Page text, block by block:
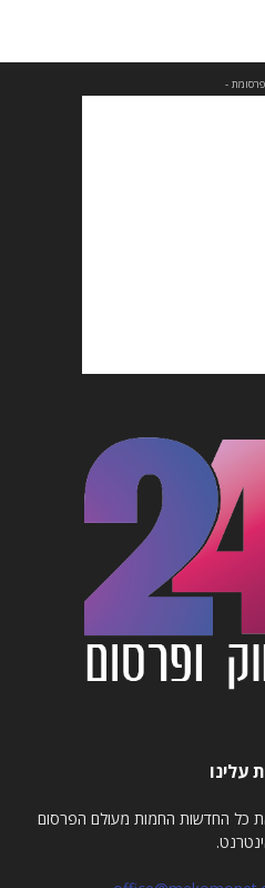
-
עלינו
ופרסום 242 מספק את כל החדשות החמות מעולם הפרסום